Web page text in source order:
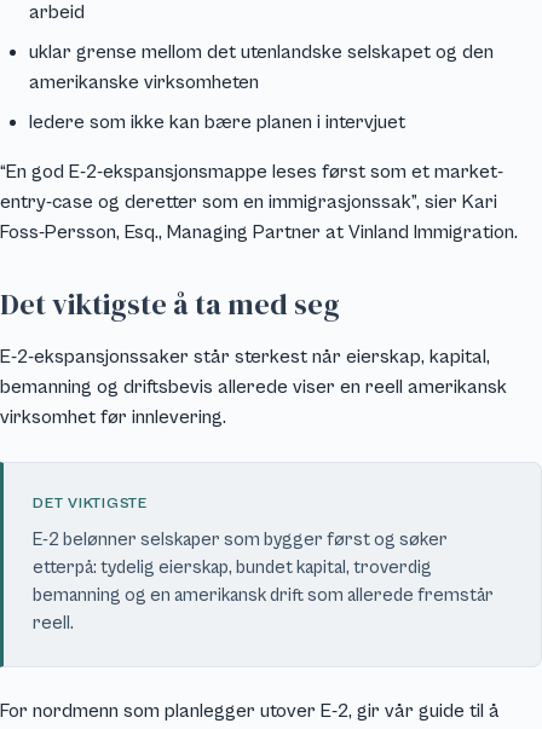
arbeid
uklar grense mellom det utenlandske selskapet og den
amerikanske virksomheten
ledere som ikke kan bære planen i intervjuet
“En god E-2-ekspansjonsmappe leses først som et market-
entry-case og deretter som en immigrasjonssak”, sier Kari
Foss-Persson, Esq., Managing Partner at Vinland Immigration.
Det viktigste å ta med seg
E-2-ekspansjonssaker står sterkest når eierskap, kapital,
bemanning og driftsbevis allerede viser en reell amerikansk
virksomhet før innlevering.
DET VIKTIGSTE
E-2 belønner selskaper som bygger først og søker
etterpå: tydelig eierskap, bundet kapital, troverdig
bemanning og en amerikansk drift som allerede fremstår
reell.
For nordmenn som planlegger utover E-2, gir vår guide til å